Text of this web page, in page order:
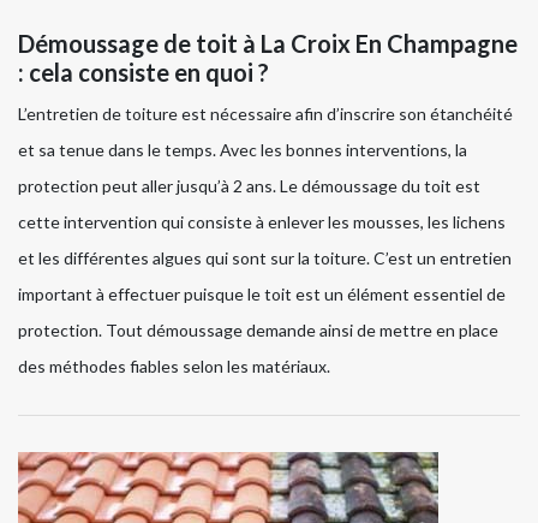
Démoussage de toit à La Croix En Champagne
: cela consiste en quoi ?
L’entretien de toiture est nécessaire afin d’inscrire son étanchéité
et sa tenue dans le temps. Avec les bonnes interventions, la
protection peut aller jusqu’à 2 ans. Le démoussage du toit est
cette intervention qui consiste à enlever les mousses, les lichens
et les différentes algues qui sont sur la toiture. C’est un entretien
important à effectuer puisque le toit est un élément essentiel de
protection. Tout démoussage demande ainsi de mettre en place
des méthodes fiables selon les matériaux.